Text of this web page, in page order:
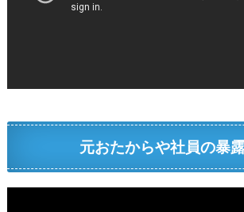
元おたからや社員の暴